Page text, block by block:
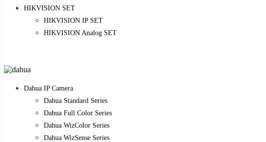
HIKVISION SET
HIKVISION IP SET
HIKVISION Analog SET
Dahua IP Camera
Dahua Standard Series
Dahua Full Color Series
Dahua WizColor Series
Dahua WizSense Series